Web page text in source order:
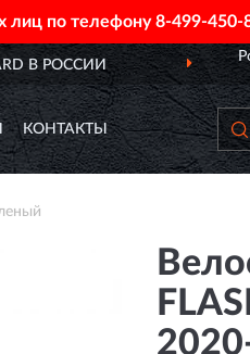
лиц по телефону8-499-450-
В РОССИИ
КОНТАКТЫ